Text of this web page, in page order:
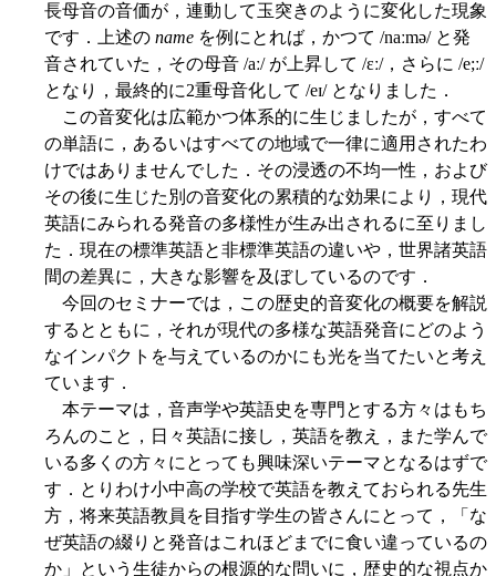
長母音の音価が，連動して玉突きのように変化した現象
です．上述の name を例にとれば，かつて /naːmə/ と発
音されていた，その母音 /aː/ が上昇して /ɛː/，さらに /e;ː/
となり，最終的に2重母音化して /eɪ/ となりました．
この音変化は広範かつ体系的に生じましたが，すべて
の単語に，あるいはすべての地域で一律に適用されたわ
けではありませんでした．その浸透の不均一性，および
その後に生じた別の音変化の累積的な効果により，現代
英語にみられる発音の多様性が生み出されるに至りまし
た．現在の標準英語と非標準英語の違いや，世界諸英語
間の差異に，大きな影響を及ぼしているのです．
今回のセミナーでは，この歴史的音変化の概要を解説
するとともに，それが現代の多様な英語発音にどのよう
なインパクトを与えているのかにも光を当てたいと考え
ています．
本テーマは，音声学や英語史を専門とする方々はもち
ろんのこと，日々英語に接し，英語を教え，また学んで
いる多くの方々にとっても興味深いテーマとなるはずで
す．とりわけ小中高の学校で英語を教えておられる先生
方，将来英語教員を目指す学生の皆さんにとって，「な
ぜ英語の綴りと発音はこれほどまでに食い違っているの
か」という生徒からの根源的な問いに，歴史的な視点か